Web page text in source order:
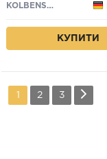
KOLBENSCHMIDT
КУПИТИ
1 2 3